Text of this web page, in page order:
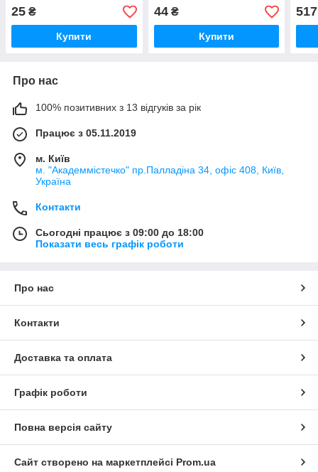
25 ₴
Купити
44₴
Купити
517
Про нас
100% позитивних з 13 відгуків за рік
Працює з 05.11.2019
м. Київ
м. "Академмістечко" пр.Палладіна 34, офіс 408, Київ,
Україна
Контакти
Сьогодні працює з 09:00 до 18:00
Показати весь графік роботи
Про нас
Контакти
Доставка та оплата
Графік роботи
Повна версія сайту
Сайт створено на маркетплейсі Prom.ua